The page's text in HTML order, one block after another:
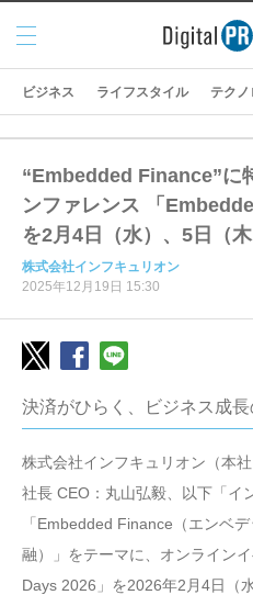
メニ
ュー
ビジネス ライフスタイル テク
“Embedded Finance”に
ンファレンス 「
を2月4日（水）、5日（
株式会社インフキュリオン
2025年12月19日 15:30
決済がひらく、ビジネス成
株式会社インフキュリオン（本
社長 CEO：丸山弘毅、以下「イ
「Embedded Finance（エンベ
融）」をテーマに、オンライン
Days 2026」を2026年2月4日（